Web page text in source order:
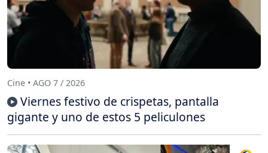
Cine • AGO 7 / 2026
Viernes festivo de crispetas, pantalla
gigante y uno de estos 5 peliculones